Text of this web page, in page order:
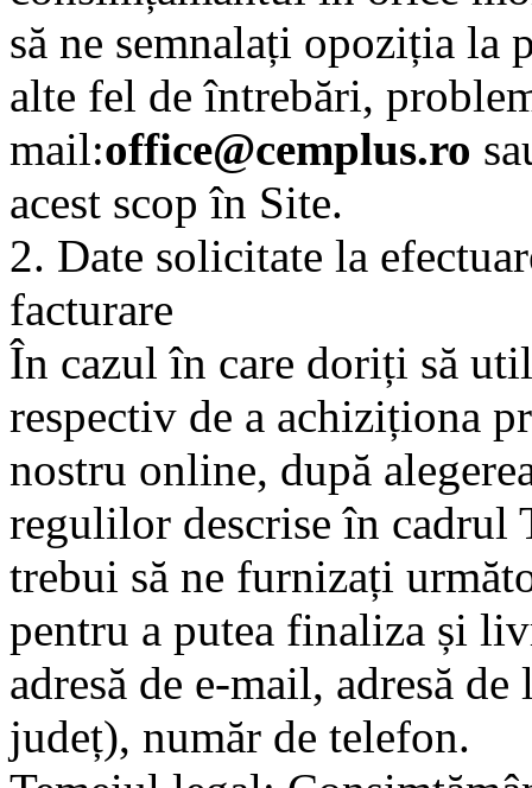
să ne semnalați opoziția la
alte fel de întrebări,
mail:office@cemplus.ro
acest scop în Site.
2. Date solicitate la
facturare
În cazul în care doriți să
respectiv de a achiziționa
nostru online, după
regulilor descrise în cadrul
trebui să ne furnizați
pentru a putea finaliza și
adresă de e-mail, adresă
județ), număr de telefon.